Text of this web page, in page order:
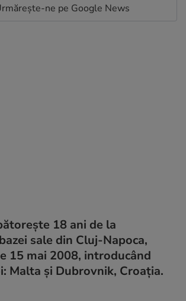
ne pe Google News
18 ani de la
sale din Cluj-Napoca,
15 mai 2008, introducând
Malta și Dubrovnik, Croația.